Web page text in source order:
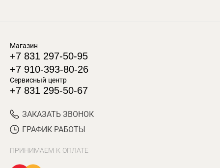
Магазин
+7 831 297-50-95
+7 910-393-80-26
Сервисный центр
+7 831 295-50-67
ЗАКАЗАТЬ ЗВОНОК
ГРАФИК РАБОТЫ
ПРИНИМАЕМ К ОПЛАТЕ